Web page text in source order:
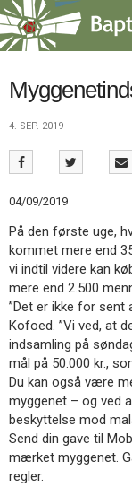
Spring
menu
over
gå
indhold Vend
forsiden
1.0:
Forside
3.0:
Kalender
4.0:
Inspiration
5.0:
Værktøjskassen
6.0:
Mission
7.0:
Om
BaptistKirken
8.0:
Kontakt
9.0:
Forside
10.0:
Nyheder
11.0:
Kalender
12.0:
Inspiration
13.0:
Værktøjskassen
Mission
4. SEP. 2019
04/09/2019
På den første uge,
kommet mere end
vi indtil videre kan
mere end 2.500
”Det er ikke for
Kofoed. ”Vi ved, at
indsamling på
mål på 50.000 kr.,
Du kan også være
myggenet – og ved
beskyttelse mod
Send din gave til
mærket myggenet.
regler.